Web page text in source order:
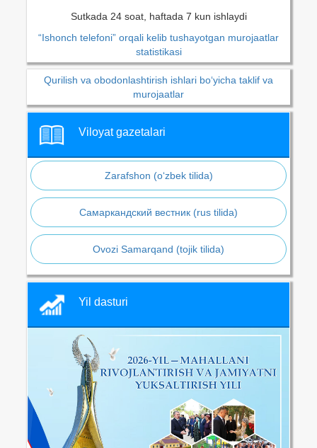
Sutkada 24 soat, haftada 7 kun ishlaydi
“Ishonch telefoni” orqali kelib tushayotgan murojaatlar
statistikasi
Qurilish va obodonlashtirish ishlari bo‘yicha taklif va
murojaatlar
Viloyat gazetalari
Zarafshon (o‘zbek tilida)
Самаркандский вестник (rus tilida)
Ovozi Samarqand (tojik tilida)
Yil dasturi